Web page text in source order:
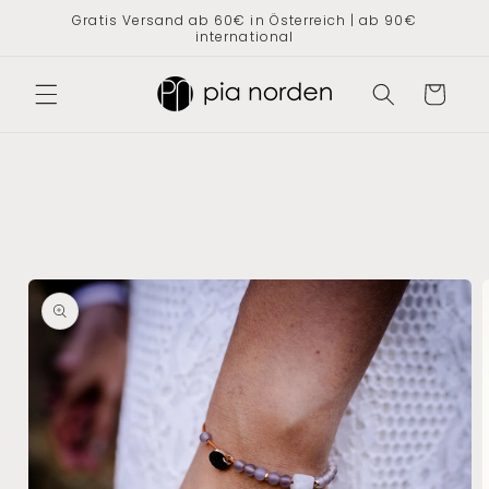
Gratis Versand ab 60€ in Österreich | ab 90€
international
Warenkorb